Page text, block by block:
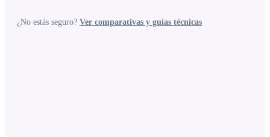
¿No estás seguro? Ver comparativas y guías técnicas